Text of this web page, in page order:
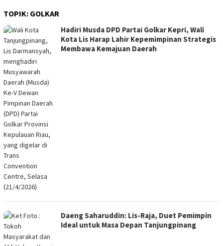
TOPIK: GOLKAR
Hadiri Musda DPD Partai Golkar Kepri, Wali
Kota Lis Harap Lahir Kepemimpinan Strategis
Membawa Kemajuan Daerah
Daeng Saharuddin: Lis-Raja, Duet Pemimpin
Ideal untuk Masa Depan Tanjungpinang